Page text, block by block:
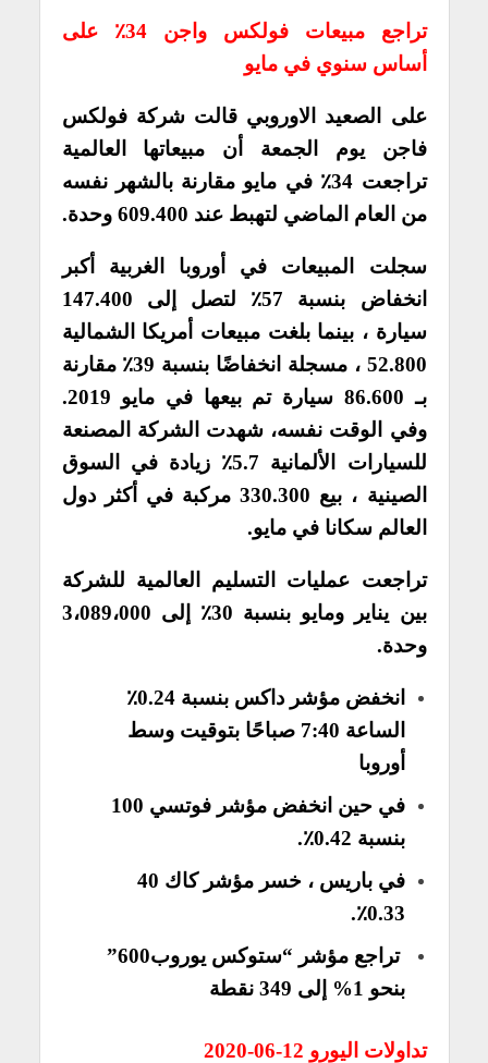
تراجع مبيعات فولكس واجن 34٪ على
أساس سنوي في مايو
على الصعيد الاوروبي قالت شركة فولكس
فاجن يوم الجمعة أن مبيعاتها العالمية
تراجعت 34٪ في مايو مقارنة بالشهر نفسه
من العام الماضي لتهبط عند 609.400 وحدة.
سجلت المبيعات في أوروبا الغربية أكبر
انخفاض بنسبة 57٪ لتصل إلى 147.400
سيارة ، بينما بلغت مبيعات أمريكا الشمالية
52.800 ، مسجلة انخفاضًا بنسبة 39٪ مقارنة
بـ 86.600 سيارة تم بيعها في مايو 2019.
وفي الوقت نفسه، شهدت الشركة المصنعة
للسيارات الألمانية 5.7٪ زيادة في السوق
الصينية ، بيع 330.300 مركبة في أكثر دول
العالم سكانا في مايو.
تراجعت عمليات التسليم العالمية للشركة
بين يناير ومايو بنسبة 30٪ إلى 3،089،000
وحدة.
انخفض مؤشر داكس بنسبة 0.24٪
الساعة 7:40 صباحًا بتوقيت وسط
أوروبا
في حين انخفض مؤشر فوتسي 100
بنسبة 0.42٪.
في باريس ، خسر مؤشر كاك 40
0.33٪.
تراجع مؤشر “ستوكس يوروب600”
بنحو 1% إلى 349 نقطة
تداولات اليورو 12-06-2020